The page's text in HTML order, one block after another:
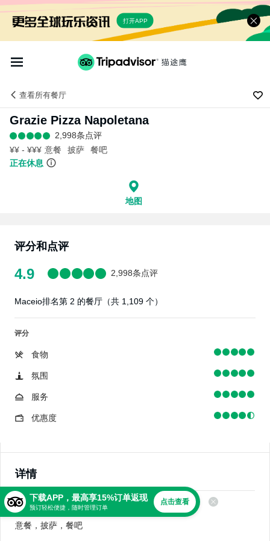
打开APP
查看所有餐厅
Grazie Pizza Napoletana
2,998条点评
¥¥ - ¥¥¥ 意餐 披萨
餐吧
正在休息
地图
评分和点评
4.9 2,998条点评
Maceio排名第 2 的餐厅（共 1,109 个）
评分
食物
氛围
服务
优惠度
详情
美食
意餐，披萨，餐吧
下载APP，最高享15%订单返现
预订轻松便捷，随时管理订单
点击查看